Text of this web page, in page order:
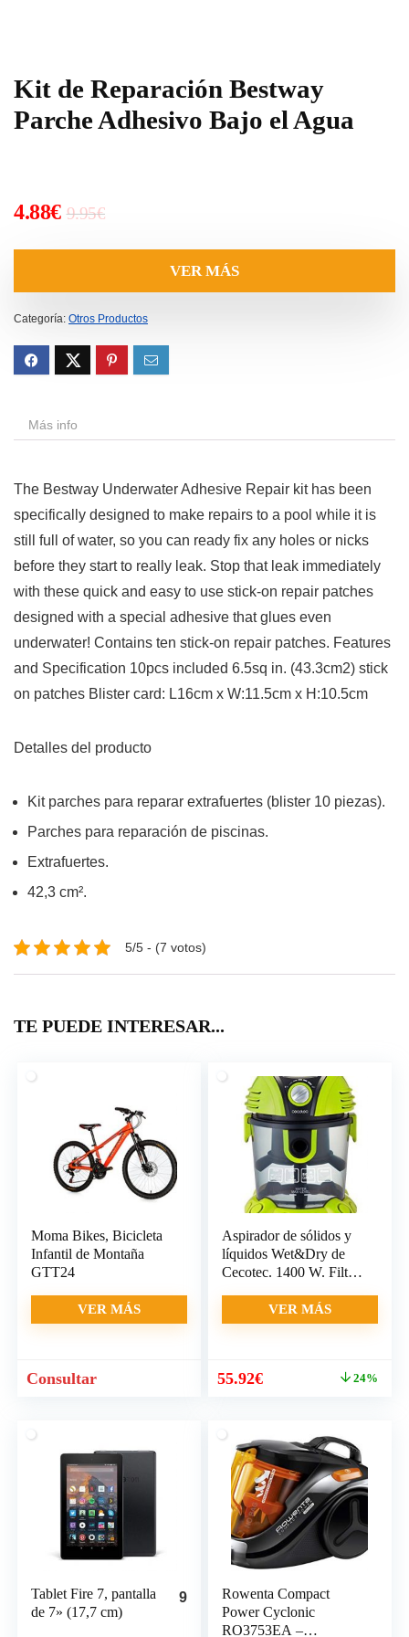
Kit de Reparación Bestway
Parche Adhesivo Bajo el Agua
9.95€El
original
era:
9.95€.
4.88€
El
es:
4.88€.
VER MÁS
Categoría: Otros Productos
Más info
The Bestway Underwater Adhesive Repair kit has been
specifically designed to make repairs to a pool while it is
still full of water, so you can ready fix any holes or nicks
before they start to really leak. Stop that leak immediately
with these quick and easy to use stick-on repair patches
designed with a special adhesive that glues even
underwater! Contains ten stick-on repair patches. Features
and Specification 10pcs included 6.5sq in. (43.3cm2) stick
on patches Blister card: L16cm x W:11.5cm x H:10.5cm
Detalles del producto
Kit parches para reparar extrafuertes (blister 10 piezas).
Parches para reparación de piscinas.
Extrafuertes.
42,3 cm².
5/5 - (7 votos)
TE PUEDE INTERESAR...
Moma Bikes, Bicicleta
Infantil de Montaña
GTT24
VER MÁS
Consultar
Aspirador de sólidos y
líquidos Wet&Dry de
Cecotec. 1400 W. Filtro
Regulador de Potencia.
Función sopladora.
VER MÁS
El
era:
74.00€.
55.92€El
55.92€.
24%
9
Tablet Fire 7, pantalla
de 7» (17,7 cm)
Rowenta Compact
Power Cyclonic
RO3753EA –